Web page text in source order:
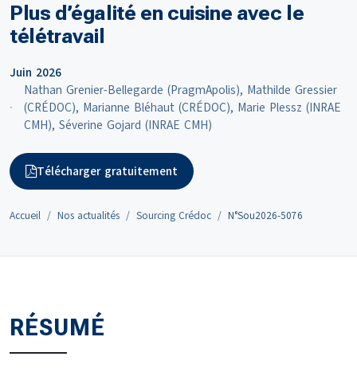
Plus d’égalité en cuisine avec le
télétravail
Juin 2026
Nathan Grenier-Bellegarde (PragmApolis), Mathilde Gressier
(CRÉDOC), Marianne Bléhaut (CRÉDOC), Marie Plessz (INRAE
CMH), Séverine Gojard (INRAE CMH)
Télécharger gratuitement
Accueil Nos actualités Sourcing Crédoc N°Sou2026-5076
RÉSUMÉ